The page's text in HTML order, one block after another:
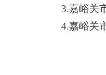
3.嘉峪关
4.嘉峪关